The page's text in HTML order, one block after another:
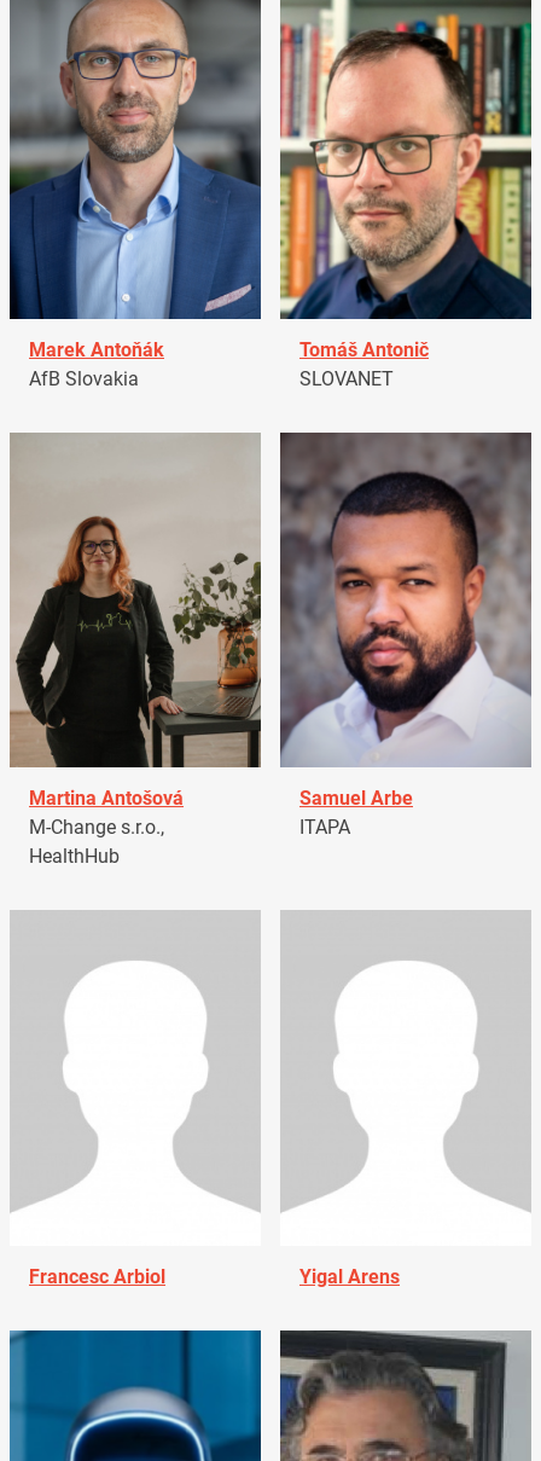
Marek Antoňák
AfB Slovakia
Tomáš Antonič
SLOVANET
Martina Antošová
M-Change s.r.o.,
HealthHub
Samuel Arbe
ITAPA
Francesc Arbiol Yigal Arens